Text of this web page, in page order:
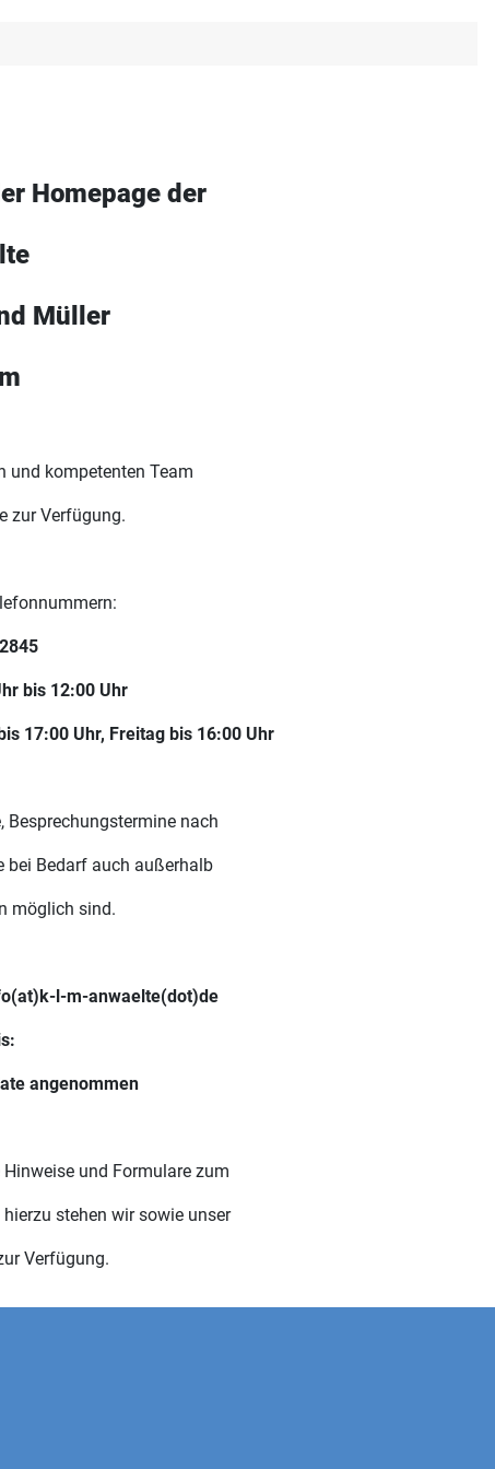
Homepage der
Müller
und kompetenten Team
zur Verfügung.
bis 12:00 Uhr
17:00 Uhr, Freitag bis 16:00 Uhr
Besprechungstermine nach
bei Bedarf auch außerhalb
möglich sind.
l-m-anwaelte(dot)de
angenommen
und Formulare zum
stehen wir sowie unser
Verfügung.